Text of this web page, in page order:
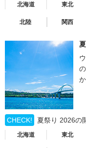
北海道 東北
北陸 関西
CHECK! 夏祭り 2026の
北海道 東北